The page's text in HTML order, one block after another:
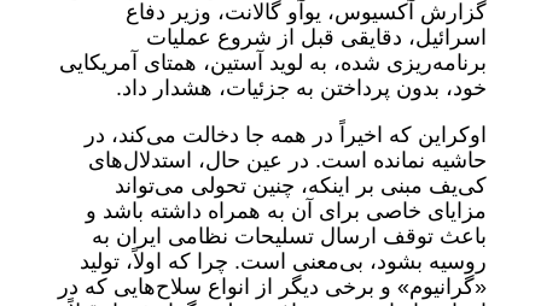
گزارش آکسیوس، یوآو گالانت، وزیر دفاع
اسرائیل، دقایقی قبل از شروع عملیات
برنامه‌ریزی شده، به لوید آستین، همتای آمریکایی
خود، بدون پرداختن به جزئیات، هشدار داد.
اوکراین که اخیراً در همه جا دخالت می‌کند، در
حاشیه نمانده است. در عین حال، استدلال‌های
کی‌یف مبنی بر اینکه، چنین تحولی می‌تواند
مزایای خاصی برای آن به همراه داشته باشد و
باعث توقف ارسال تسلیحات نظامی ایران به
روسیه بشود، بی‌معنی است. چرا که اولاً، تولید
«گرانیوم» و برخی دیگر از انواع سلاح‌هایی که در